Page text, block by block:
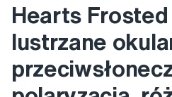
Hearts Frosted
lustrzane